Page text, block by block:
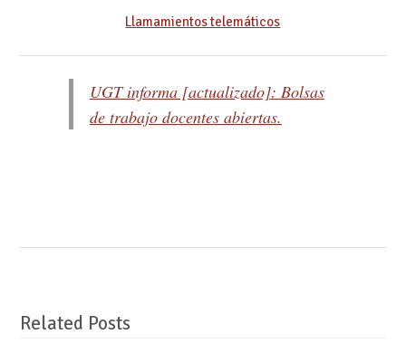
Llamamientos telemáticos
UGT informa [actualizado]: Bolsas
de trabajo docentes abiertas.
Related Posts